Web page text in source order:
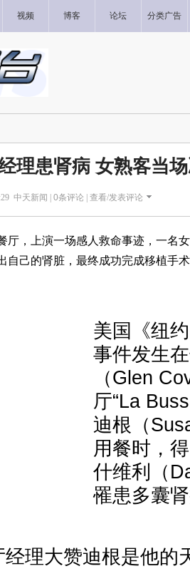
视频 博客 论坛 分类广告
理患肾病 女熟客当
中天新闻 | 0条评论 | 查看/发表评论
厅，上演一场感人救命事迹，一名
自己的肾脏，最终成功完成移植手
美国《纽
事件发生
（Glen
厅“La
迪根（
用餐时，
什维利（
罹患多囊
理大赞迪根是他的